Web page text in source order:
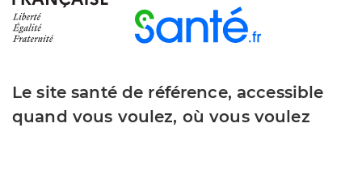
Le site santé de référence, accessible
quand vous voulez, où vous voulez